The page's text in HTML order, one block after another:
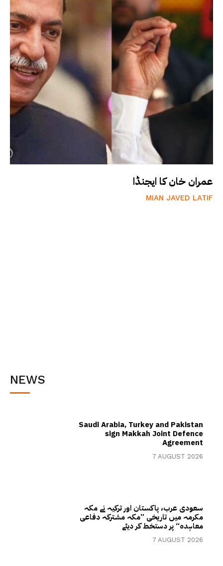
عمران خان کا ایجنڈا
MIAN JAVED LATIF
NEWS
Saudi Arabia, Turkey and Pakistan
sign Makkah Joint Defence
Agreement
7 AUGUST 2026
سعودی عرب، پاکستان اور ترکیہ نے مکہ
مکرمہ میں تاریخی ”مکہ مشترکہ دفاعی
معاہدہ“ پر دستخط کر دیئے
7 AUGUST 2026